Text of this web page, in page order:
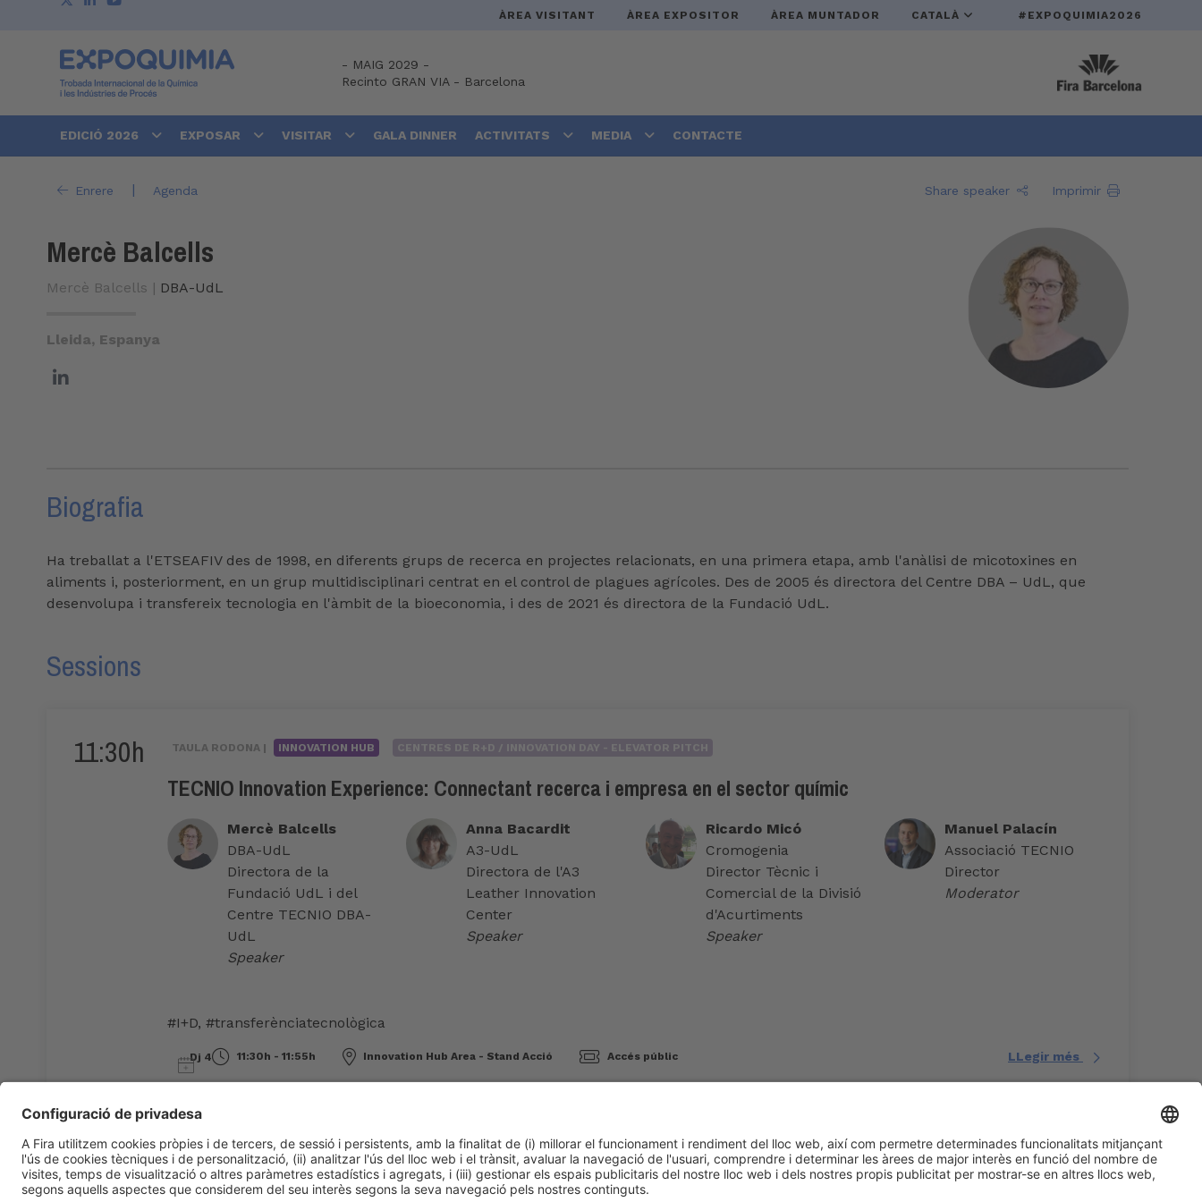
ÀREA VISITANT ÀREA EXPOSITOR ÀREA MUNTADOR CATALÀ #EXPOQUIMIA2026
- MAIG 2029 -
Recinto GRAN VIA- Barcelona
EDICIÓ 2026 EXPOSAR VISITAR GALA DINNER ACTIVITATS MEDIA CONTACTE
Enrere | Agenda Share speaker Imprimir
Mercè Balcells
Mercè Balcells | DBA-UdL
Lleida, Espanya
Biografia
Ha treballat a l'ETSEAFIV des de 1998, en diferents grups de recerca en projectes relacionats, en una primera etapa, amb l'anàlisi de micotoxines en
aliments i, posteriorment, en un grup multidisciplinari centrat en el control de plagues agrícoles. Des de 2005 és directora del Centre DBA – UdL, que
desenvolupa i transfereix tecnologia en l'àmbit de la bioeconomia, i des de 2021 és directora de la Fundació UdL.
Sessions
11:30h TAULA RODONA | INNOVATION HUB CENTRES DE R+D / INNOVATION DAY - ELEVATOR PITCH
TECNIO Innovation Experience: Connectant recerca i empresa en el sector químic
Mercè Balcells
DBA-UdL
Directora de la
Fundació UdL i del
Centre TECNIO DBA-
UdL
Speaker
Anna Bacardit
A3-UdL
Directora de l'A3
Leather Innovation
Center
Speaker
Ricardo Micó
Cromogenia
Director Tècnic i
Comercial de la Divisió
d'Acurtiments
Speaker
Manuel Palacín
Associació TECNIO
Director
Moderator
#I+D, #transferènciatecnològica
Dj 4 11:30h - 11:55h Innovation Hub Area - Stand Acció Accés públic LLegir més
#EXPOQUIMIA2026